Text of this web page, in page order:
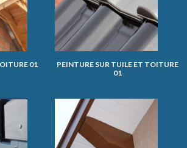
01
PEINTURE SUR TUILE ET TOITURE
01